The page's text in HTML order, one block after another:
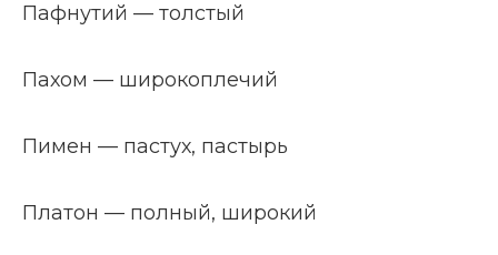
Пафнутий — толстый
Пахом — широкоплечий
Пимен — пастух, пастырь
Платон — полный, широкий